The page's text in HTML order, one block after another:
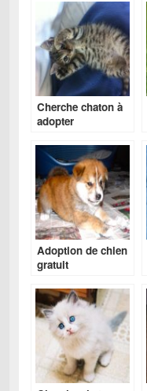
Cherche chaton à
adopter
Adoption de chien
gratuit